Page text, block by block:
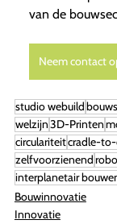
van de
Neem contact
studio webuild
welzijn3D-Printen
circulariteitcradle-
zelfvoorzienend
interplanetair
Bouwinnovatie
Innovatie